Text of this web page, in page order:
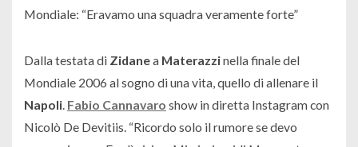
Mondiale: “Eravamo una squadra veramente forte”
Dalla testata di Zidanea Materazzinella finale del
Mondiale 2006 al sogno di una vita, quello di allenare il
Napoli Fabio Cannavaro show in diretta Instagram con
Nicolò De Devitiis. “Ricordo solo il rumore se devo